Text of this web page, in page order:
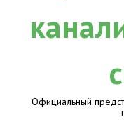
Официальный